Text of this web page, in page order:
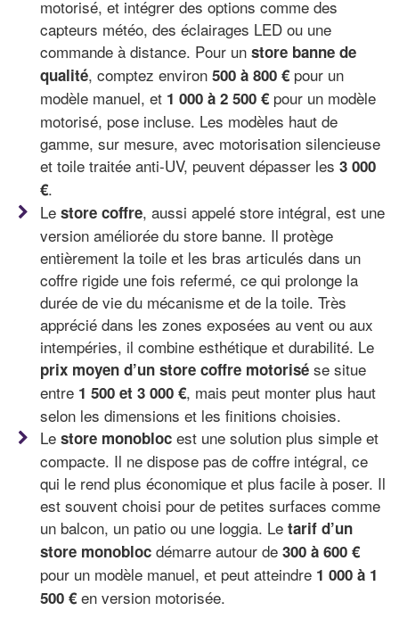
motorisé, et intégrer des options comme des
capteurs météo, des éclairages LED ou une
commande à distance. Pour un store banne de
qualité, comptez environ 500 à 800 € pour un
modèle manuel, et 1 000 à 2 500 € pour un modèle
motorisé, pose incluse. Les modèles haut de
gamme, sur mesure, avec motorisation silencieuse
et toile traitée anti-UV, peuvent dépasser les 3 000
€.
Le store coffre, aussi appelé store intégral, est une
version améliorée du store banne. Il protège
entièrement la toile et les bras articulés dans un
coffre rigide une fois refermé, ce qui prolonge la
durée de vie du mécanisme et de la toile. Très
apprécié dans les zones exposées au vent ou aux
intempéries, il combine esthétique et durabilité. Le
prix moyen d’un store coffre motorisé se situe
entre 1 500 et 3 000 €, mais peut monter plus haut
selon les dimensions et les finitions choisies.
Le store monobloc est une solution plus simple et
compacte. Il ne dispose pas de coffre intégral, ce
qui le rend plus économique et plus facile à poser. Il
est souvent choisi pour de petites surfaces comme
un balcon, un patio ou une loggia. Le tarif d’un
store monobloc démarre autour de 300 à 600 €
pour un modèle manuel, et peut atteindre 1 000 à 1
500 € en version motorisée.